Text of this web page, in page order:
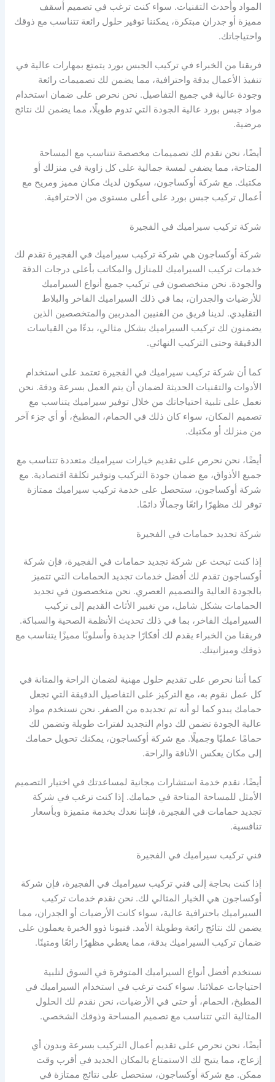
المواد وأحدث التقنيات. سواء كنت ترغب في تصميم أسقف
مميزة أو جدران مبتكرة، يمكننا توفير حلول رائعة تتناسب مع ذوقك
واحتياجاتك.
فريقنا من الخبراء في تركيب الجبس بورد يتمتع بمهارات عالية في
تنفيذ الأعمال بدقة واحترافية، مما يضمن لك تصميمات رائعة
وجودة عالية في جميع التفاصيل. نحن نحرص على ضمان استخدام
مواد جبس بورد عالية الجودة التي تدوم طويلًا، مما يضمن لك نتائج
مرضية.
أيضًا، نحن نقدم لك تصميمات مخصصة تتناسب مع المساحة
المتاحة، مما يضفي لمسة جمالية على كل زاوية في منزلك أو
مكتبك. مع شركة أوكساجون، سيكون لديك مكان مميز ومريح مع
أعمال تركيب جبس بورد على أعلى مستوى من الاحترافية.
شركة تركيب سيراميك في الفجيرة
شركة أوكساجون هي شركة تركيب سيراميك في الفجيرة تقدم لك
خدمات تركيب السيراميك للمنازل والمكاتب بأعلى درجات الدقة
والجودة. نحن متخصصون في تركيب جميع أنواع السيراميك
للأرضيات والجدران، بما في ذلك السيراميك الفاخر والبلاط
التقليدي. لدينا فريق من الفنيين المدربين والمتخصصين الذين
يضمنون لك تركيب السيراميك بشكل مثالي، بدءًا من القياسات
الدقيقة وحتى التركيب النهائي.
كما أن شركة تركيب سيراميك في الفجيرة تعتمد على استخدام
الأدوات والتقنيات الحديثة لضمان أن يتم العمل بسرعة ودقة. نحن
نعمل على تلبية احتياجاتك من خلال توفير سيراميك يتناسب مع
تصميم المكان، سواء كان ذلك في الحمام، المطبخ، أو أي جزء آخر
من منزلك أو مكتبك.
أيضًا، نحن نحرص على تقديم خيارات سيراميك متعددة تتناسب مع
جميع الأذواق، مع ضمان جودة التركيب وتوفير تكلفة اقتصادية. مع
شركة أوكساجون، ستحصل على خدمة تركيب سيراميك ممتازة
توفر لك مظهرًا رائعًا وجمالًا دائمًا.
شركة تجديد حمامات في الفجيرة
إذا كنت تبحث عن شركة تجديد حمامات في الفجيرة، فإن شركة
أوكساجون تقدم لك أفضل خدمات تجديد الحمامات التي تتميز
بالجودة العالية والتصميم العصري. نحن متخصصون في تجديد
الحمامات بشكل شامل، من تغيير الأثاث القديم إلى تركيب
السيراميك الفاخر، بما في ذلك تحديث الأنظمة الصحية والسباكة.
فريقنا من الخبراء يقدم لك أفكارًا جديدة وأسلوبًا مميزًا يتناسب مع
ذوقك وميزانيتك.
كما أننا نحرص على تقديم حلول مهنية لضمان الراحة والمتانة في
كل عمل نقوم به، مع التركيز على التفاصيل الدقيقة التي تجعل
حمامك يبدو كما لو أنه تم تجديده من الصفر. نحن نستخدم مواد
عالية الجودة تضمن لك دوام التجديد لفترات طويلة وتضمن لك
حمامًا عمليًا وجميلًا. مع شركة أوكساجون، يمكنك تحويل حمامك
إلى مكان يعكس الأناقة والراحة.
أيضًا، نقدم خدمة استشارات مجانية لمساعدتك في اختيار التصميم
الأمثل للمساحة المتاحة في حمامك. إذا كنت ترغب في شركة
تجديد حمامات في الفجيرة، فإننا نعدك بخدمة متميزة وبأسعار
تنافسية.
فني تركيب سيراميك في الفجيرة
إذا كنت بحاجة إلى فني تركيب سيراميك في الفجيرة، فإن شركة
أوكساجون هي الخيار المثالي لك. نحن نقدم خدمات تركيب
السيراميك باحترافية عالية، سواء كانت الأرضيات أو الجدران، مما
يضمن لك نتائج رائعة وطويلة الأمد. فنيونا ذوو الخبرة يعملون على
ضمان تركيب السيراميك بدقة، مما يعطي مظهرًا رائعًا ومتينًا.
نستخدم أفضل أنواع السيراميك المتوفرة في السوق لتلبية
احتياجات عملائنا. سواء كنت ترغب في استخدام السيراميك في
المطبخ، الحمام، أو حتى في الأرضيات، نحن نقدم لك الحلول
المثالية التي تتناسب مع تصميم المساحة وذوقك الشخصي.
أيضًا، نحن نحرص على تقديم أعمال التركيب بسرعة وبدون أي
إزعاج، مما يتيح لك الاستمتاع بالمكان الجديد في أقرب وقت
ممكن. مع شركة أوكساجون، ستحصل على نتائج ممتازة في